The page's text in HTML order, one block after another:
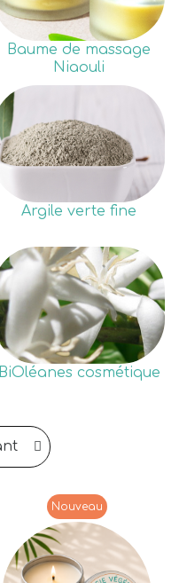
Baume de massage
Niaouli
Argile verte fine
BiOléanes cosmétique
Nouveau